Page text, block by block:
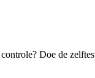
Doe de